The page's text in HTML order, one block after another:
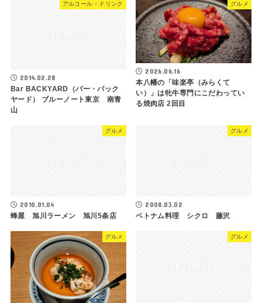
アルコール・ドリンク
2014.02.28
Bar BACKYARD（バー・バック
ヤード） ブルーノート東京 南青
山
グルメ
2026.06.16
本八幡の「味楽亭（みらくて
い）」は牝牛専門にこだわってい
る焼肉店 2回目
グルメ
2010.01.04
蜂屋 旭川ラーメン 旭川5条店
グルメ
2008.03.02
ベトナム料理 シクロ 藤沢
グルメ グルメ